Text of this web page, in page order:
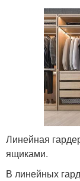
Линейная
ящиками.
В линейных